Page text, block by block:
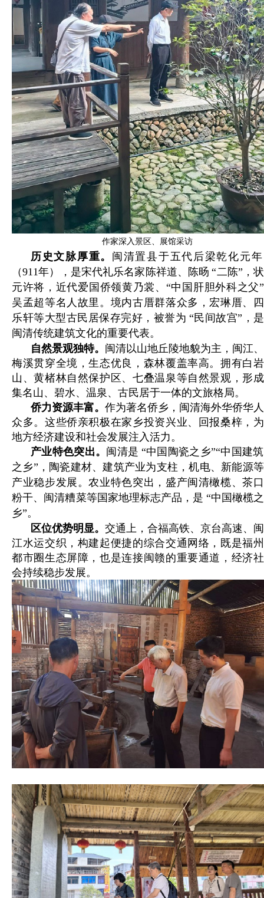
作家深入景区、展馆采访
历史文脉厚重。 闽清置县于五代后梁乾化元年
（911年），是宋代礼乐名家陈祥道、陈旸 “二陈”，状
元许将，近代爱国侨领黄乃裳、“中国肝胆外科之父”
吴孟超等名人故里。境内古厝群落众多，宏琳厝、四
乐轩等大型古民居保存完好，被誉为 “民间故宫”，是
闽清传统建筑文化的重要代表。
自然景观独特。 闽清以山地丘陵地貌为主，闽江、
梅溪贯穿全境，生态优良，森林覆盖率高。拥有白岩
山、黄楮林自然保护区、七叠温泉等自然景观，形成
集名山、碧水、温泉、古民居于一体的文旅格局。
侨力资源丰富。 作为著名侨乡，闽清海外华侨华人
众多。这些侨亲积极在家乡投资兴业、回报桑梓，为
地方经济建设和社会发展注入活力。
产业特色突出。 闽清是 “中国陶瓷之乡”“中国建筑
之乡”，陶瓷建材、建筑产业为支柱，机电、新能源等
产业稳步发展。农业特色突出，盛产闽清橄榄、茶口
粉干、闽清糟菜等国家地理标志产品，是 “中国橄榄之
乡”。
区位优势明显。 交通上，合福高铁、京台高速、闽
江水运交织，构建起便捷的综合交通网络，既是福州
都市圈生态屏障，也是连接闽赣的重要通道，经济社
会持续稳步发展。